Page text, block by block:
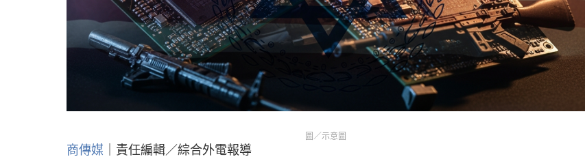
圖／示意圖
商傳媒 ｜責任編輯／綜合外電報導